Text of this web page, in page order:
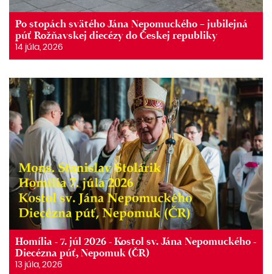
Po stopách svätého Jána Nepomuckého – jubilejná
púť Rožňavskej diecézy do Českej republiky
14 júla, 2026
Homília - 7. júl 2026 - Kostol sv. Jána Nepomuckého -
Diecézna púť, Nepomuk (ČR)
13 júla, 2026